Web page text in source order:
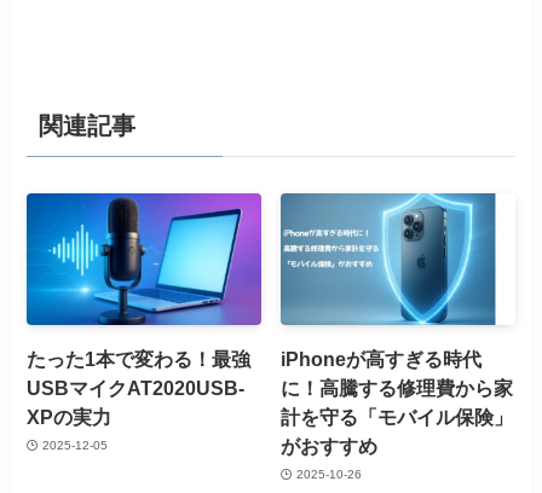
関連記事
たった1本で変わる！最強
USBマイクAT2020USB-
XPの実力
2025-12-05
iPhoneが高すぎる時代
に！高騰する修理費から家
計を守る「モバイル保険」
がおすすめ
2025-10-26